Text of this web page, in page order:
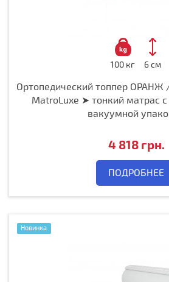
100 кг 6 см
Ортопедический топпер ОРАНЖ
MatroLuxe ➤ тонкий матрас
вакуумной
4 818 грн.
ПОДРОБНЕЕ
Новинка